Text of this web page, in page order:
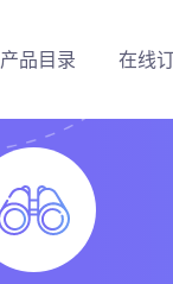
产品目录 在线